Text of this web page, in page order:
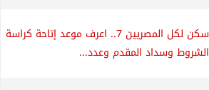
سكن لكل المصريين 7.. اعرف موعد إتاحة كراسة
الشروط وسداد المقدم وعدد...